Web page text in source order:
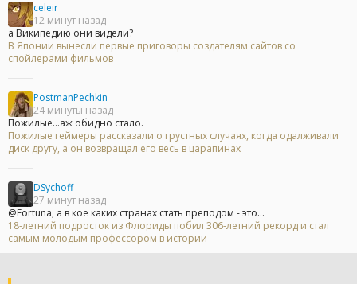
celeir
12 минут назад
а Википедию они видели?
В Японии вынесли первые приговоры создателям сайтов со
спойлерами фильмов
PostmanPechkin
24 минуты назад
Пожилые...аж обидно стало.
Пожилые геймеры рассказали о грустных случаях, когда одалживали
диск другу, а он возвращал его весь в царапинах
DSychoff
27 минут назад
@Fortuna, а в кое каких странах стать преподом - это...
18-летний подросток из Флориды побил 306-летний рекорд и стал
самым молодым профессором в истории